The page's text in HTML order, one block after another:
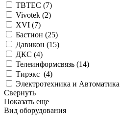
TBTEC (7)
Vivotek (2)
XVI (7)
Бастион (25)
Давикон (15)
ДКС (4)
Телеинформсвязь (14)
Тирэкс (4)
Электротехника и
Свернуть
Показать еще
Вид оборудования